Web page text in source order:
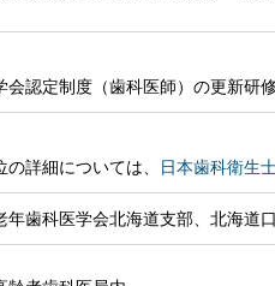
会認定制度（歯科医師）の更新研
詳細については、
日本歯科衛生
年歯科医学会北海道支部、北海道